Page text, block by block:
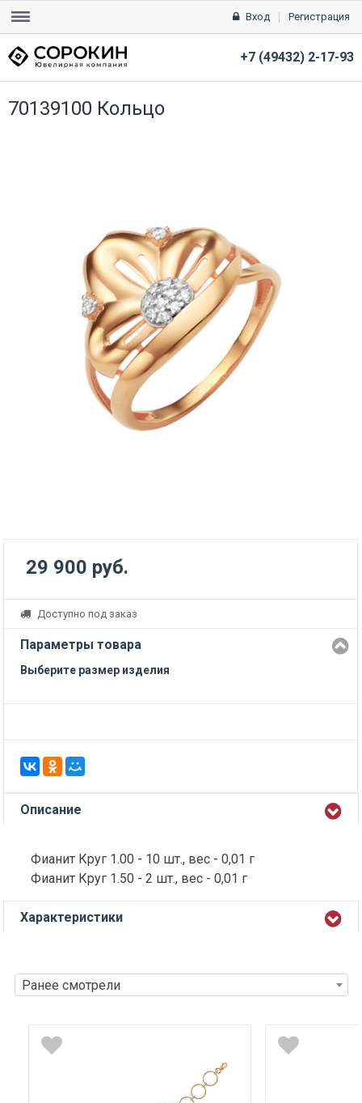
Вход Регистрация
+7 (49432) 2-17-93
70139100 Кольцо
29 900 руб.
Доступно под заказ
Параметры товара
Выберите размер изделия
Описание
Фианит Круг 1.00 - 10 шт., вес - 0,01 г
Фианит Круг 1.50 - 2 шт., вес - 0,01 г
Характеристики
Ранее смотрели